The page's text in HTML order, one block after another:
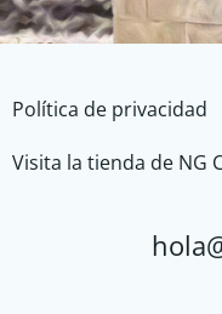
Política de privacidad
Visita la tienda de NG